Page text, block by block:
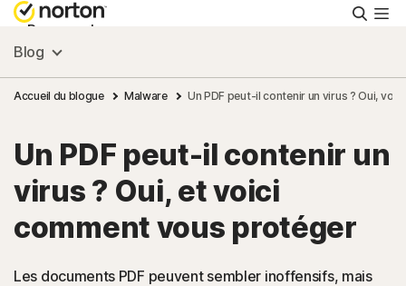
Personnel
Small Business
Ressources
Support
Blog
Accueil du blogue Malware Un PDF peut-il contenir un virus ? Oui,
Un PDF peut-il contenir un
virus ? Oui, et voici
comment vous protéger
Les documents PDF peuvent sembler inoffensifs, mais